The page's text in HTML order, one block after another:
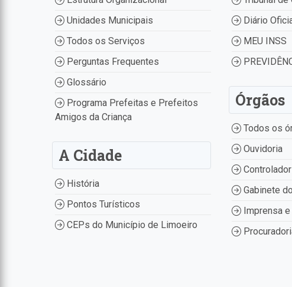
Unidades Municipais
Todos os Serviços
Perguntas Frequentes
Glossário
Programa Prefeitas e Prefeitos
Amigos da Criança
A Cidade
História
Pontos Turísticos
CEPs do Município de Limoeiro
Diário
MEU INSS
Órgãos
Todos os
Ouvidoria
Gabinete
Imprensa